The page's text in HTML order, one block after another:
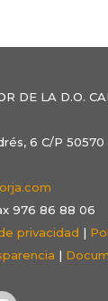
DE LA D.O.
6 C/P
976 86 88 06
privacidad |
|